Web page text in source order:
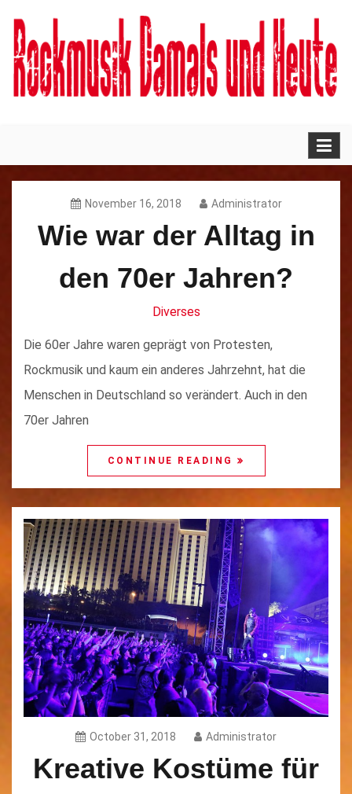
content
Rockmusik damals und
heute
November 16, 2018 Administrator
Wie war der Alltag in
den 70er Jahren?
Diverses
Die 60er Jahre waren geprägt von Protesten,
Rockmusik und kaum ein anderes Jahrzehnt, hat die
Menschen in Deutschland so verändert. Auch in den
70er Jahren
CONTINUE READING
October 31, 2018 Administrator
Kreative Kostüme für